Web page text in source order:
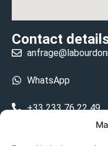
Contact
WhatsApp
+33 233 76 22 49